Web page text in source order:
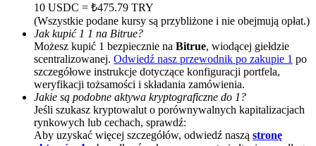
10 USDC = ₺475.79 TRY
(Wszystkie podane kursy są przybliżone i nie obejmują opłat.)
Jak kupić 1 1 na Bitrue?
Możesz kupić 1 bezpiecznie na Bitrue, wiodącej giełdzie
scentralizowanej. Odwiedź nasz przewodnik po zakupie 1 po
szczegółowe instrukcje dotyczące konfiguracji portfela,
weryfikacji tożsamości i składania zamówienia.
Jakie są podobne aktywa kryptograficzne do 1?
Jeśli szukasz kryptowalut o porównywalnych kapitalizacjach
rynkowych lub cechach, sprawdź:
Aby uzyskać więcej szczegółów, odwiedź naszą stronę